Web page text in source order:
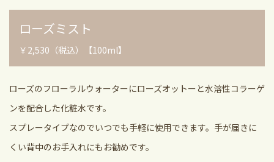
ローズミスト
￥2,530（税込）【100ml】
ローズのフローラルウォーターにローズオットーと水溶性コラーゲ
ンを配合した化粧水です。
スプレータイプなのでいつでも手軽に使用できます。手が届きに
くい背中のお手入れにもお勧めです。